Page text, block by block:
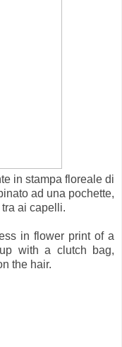
in stampa floreale di
ad una pochette,
ai capelli.
in flower print of a
with a clutch bag,
the hair.